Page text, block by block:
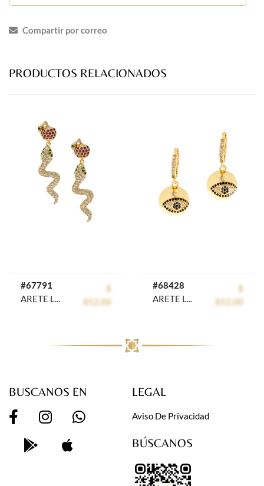
Compartir por correo
PRODUCTOS RELACIONADOS
#67791
$
852.00
#68428
$
852.00
BUSCANOS EN LEGAL
Aviso De Privacidad
BÚSCANOS